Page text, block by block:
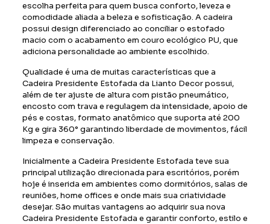
escolha perfeita para quem busca conforto, leveza e
comodidade aliada a beleza e sofisticação. A cadeira
possui design diferenciado ao conciliar o estofado
macio com o acabamento em couro ecológico PU, que
adiciona personalidade ao ambiente escolhido.
Qualidade é uma de muitas características que a
Cadeira Presidente Estofada da Lianto Decor possui,
além de ter ajuste de altura com pistão pneumático,
encosto com trava e regulagem da intensidade, apoio de
pés e costas, formato anatômico que suporta até 200
Kg e gira 360° garantindo liberdade de movimentos, fácil
limpeza e conservação.
Inicialmente a Cadeira Presidente Estofada teve sua
principal utilização direcionada para escritórios, porém
hoje é inserida em ambientes como dormitórios, salas de
reuniões, home offices e onde mais sua criatividade
desejar. São muitas vantagens ao adquirir sua nova
Cadeira Presidente Estofada e garantir conforto, estilo e